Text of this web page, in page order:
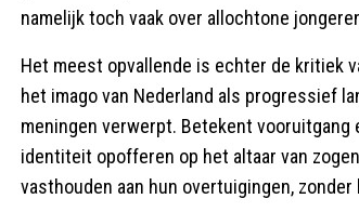
namelijk toch vaak over allochtone
Het meest opvallende is echter de kritiek
het imago van Nederland als progressief
meningen verwerpt. Betekent
identiteit opofferen op het altaar van
vasthouden aan hun overtuigingen,